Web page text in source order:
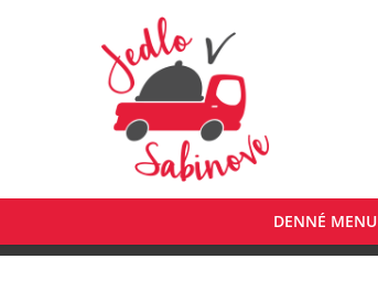
DENNÉ MENU